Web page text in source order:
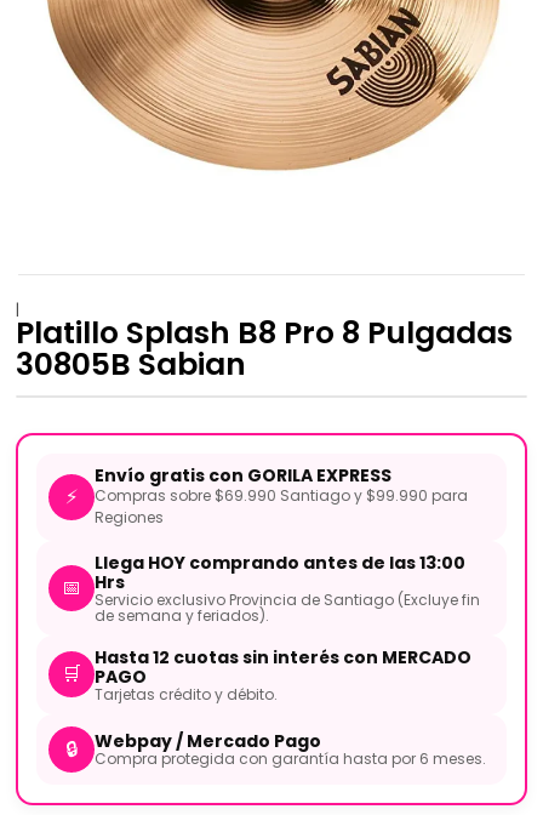
|
Platillo Splash B8 Pro 8 Pulgadas
30805B Sabian
⚡
Envío gratis con GORILA EXPRESS
Compras sobre $69.990 Santiago y $99.990 para
Regiones
📅
Llega HOY comprando antes de las 13:00
Hrs
Servicio exclusivo Provincia de Santiago (Excluye fin
de semana y feriados).
🛒
Hasta 12 cuotas sin interés con MERCADO
PAGO
Tarjetas crédito y débito.
🔒 Webpay / Mercado Pago
Compra protegida con garantía hasta por 6 meses.